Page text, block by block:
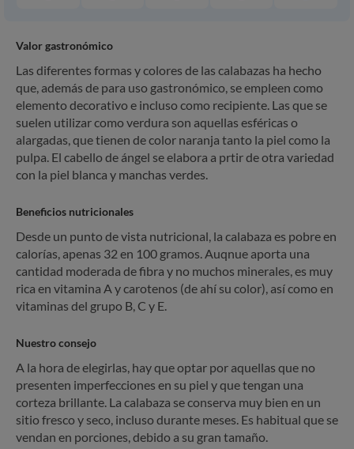
Valor gastronómico
Las diferentes formas y colores de las calabazas ha hecho
que, además de para uso gastronómico, se empleen como
elemento decorativo e incluso como recipiente. Las que se
suelen utilizar como verdura son aquellas esféricas o
alargadas, que tienen de color naranja tanto la piel como la
pulpa. El cabello de ángel se elabora a prtir de otra variedad
con la piel blanca y manchas verdes.
Beneficios nutricionales
Desde un punto de vista nutricional, la calabaza es pobre en
calorías, apenas 32 en 100 gramos. Auqnue aporta una
cantidad moderada de fibra y no muchos minerales, es muy
rica en vitamina A y carotenos (de ahí su color), así como en
vitaminas del grupo B, C y E.
Nuestro consejo
A la hora de elegirlas, hay que optar por aquellas que no
presenten imperfecciones en su piel y que tengan una
corteza brillante. La calabaza se conserva muy bien en un
sitio fresco y seco, incluso durante meses. Es habitual que se
vendan en porciones, debido a su gran tamaño.